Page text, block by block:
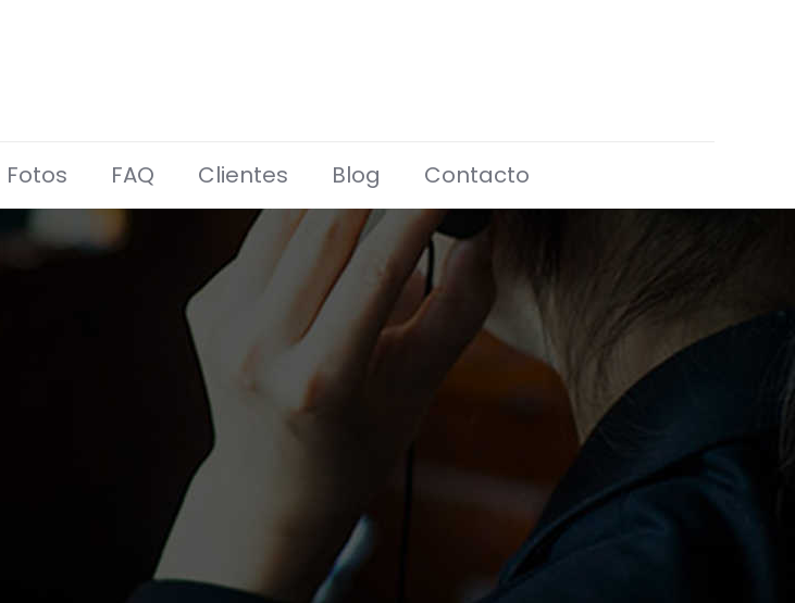
Fotos FAQ Clientes Blog Contacto